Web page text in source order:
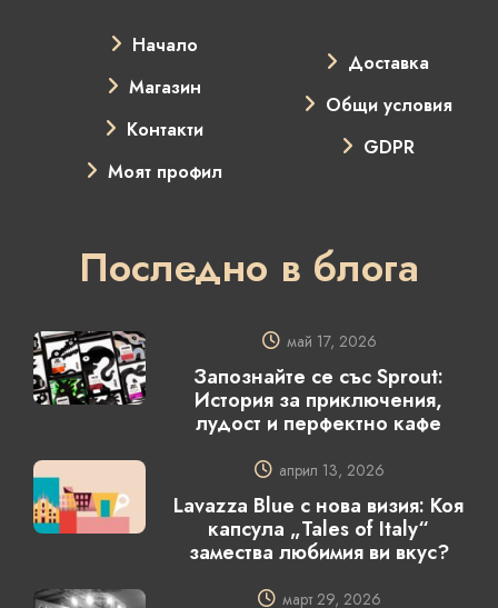
Начало
Магазин
Контакти
Моят профил
Доставка
Общи условия
GDPR
Последно в блога
май 17, 2026
Запознайте се със Sprout:
История за приключения,
лудост и перфектно кафе
април 13, 2026
Lavazza Blue с нова визия: Коя
капсула „Tales of Italy“
замества любимия ви вкус?
март 29, 2026